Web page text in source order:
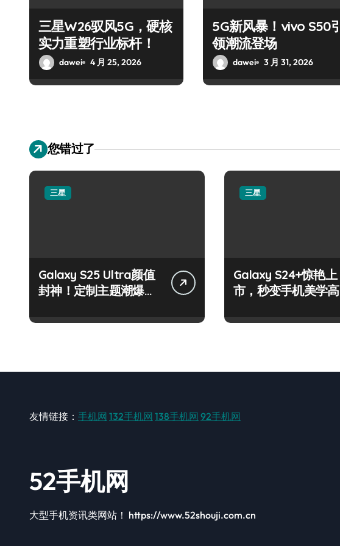
三星W26驭风5G，硬核
实力重塑行业标杆！
dawei 4 月 25, 2026
5G新风暴！vivo S50引
领潮流登场
dawei 3 月 31, 2026
您错过了
三星
Galaxy S25 Ultra颜值
封神！定制主题潮爆
三星
Galaxy S24+惊艳上
市，秒变手机美学高
友情链接： 手机网 132手机网 138手机网 92手机网
52手机网
大型手机资讯类网站！ https://www.52shouji.com.cn